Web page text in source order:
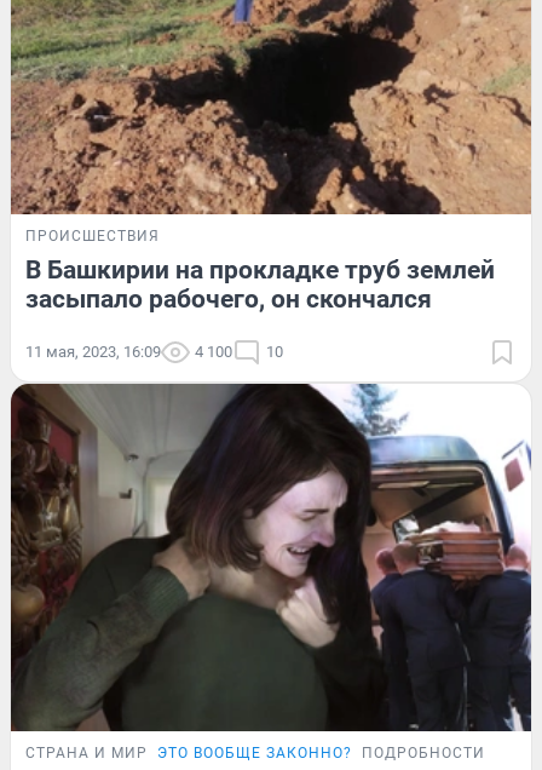
ПРОИСШЕСТВИЯ
В Башкирии на прокладке труб землей
засыпало рабочего, он скончался
11 мая, 2023, 16:09 4 100 10
СТРАНА И МИР ЭТО ВООБЩЕ ЗАКОННО? ПОДРОБНОСТИ